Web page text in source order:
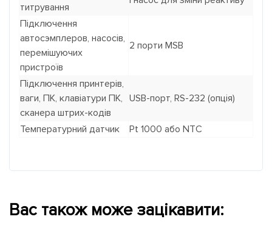
Вас також може зацікавити:
титрування
Підключення
автосэмплеров, насосів,
перемішуючих
пристроїв
2 порти MSB
Підключення принтерів,
ваги, ПК, клавіатури ПК,
сканера штрих-кодів
USB-порт, RS-232 (опція)
Температурний датчик Pt 1000 або NTC